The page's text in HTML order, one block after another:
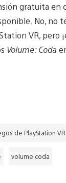
gratuita en
No, no
VR, pero
Volume: Coda
de PlayStation VR
volume coda